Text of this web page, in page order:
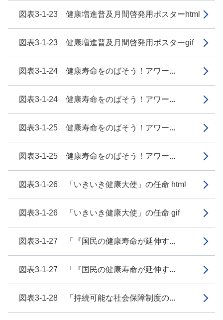
図表3-1-23 健康増進普及月間啓発用ポスターhtml
図表3-1-23 健康増進普及月間啓発用ポスターgif
図表3-1-24 健康寿命をのばそう！アワー...
図表3-1-24 健康寿命をのばそう！アワー...
図表3-1-25 健康寿命をのばそう！アワー...
図表3-1-25 健康寿命をのばそう！アワー...
図表3-1-26 「いきいき健康大使」の任命 html
図表3-1-26 「いきいき健康大使」の任命 gif
図表3-1-27 「『国民の健康寿命が延伸す...
図表3-1-27 「『国民の健康寿命が延伸す...
図表3-1-28 「持続可能な社会保障制度の...